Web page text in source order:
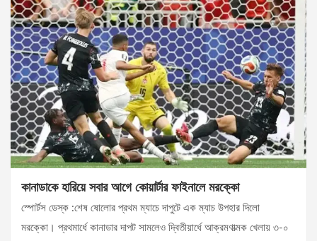
কানাডাকে হারিয়ে সবার আগে কোয়ার্টার ফাইনালে মরক্কো
স্পোর্টস ডেস্ক :শেষ ষোলোর প্রথম ম্যাচে দাপুটে এক ম্যাচ উপহার দিলো
মরক্কো। প্রথমার্ধে কানাডার দাপট সামলেও দ্বিতীয়ার্ধে আক্রমণাত্মক খেলায় ৩-০